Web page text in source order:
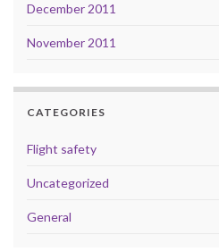
December 2011
November 2011
CATEGORIES
Flight safety
Uncategorized
General